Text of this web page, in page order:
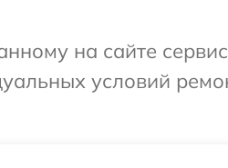
на сайте
условий